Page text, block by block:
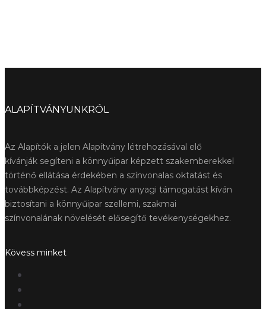
ALAPÍTVÁNYUNKRÓL
Az Alapítók a jelen Alapítvány létrehozásával elő
kívánják segíteni a könnyűipar képzett szakemberekkel
történő ellátása érdekében a színvonalas oktatást és
továbbképzést. Az Alapítvány anyagi támogatást kíván
biztosítani a könnyűipar szellemi, szakmai
színvonalának növelését elősegítő tevékenységekhez.
Kövess minket